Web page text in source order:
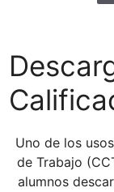
Uno de los
de Trabajo
alumnos